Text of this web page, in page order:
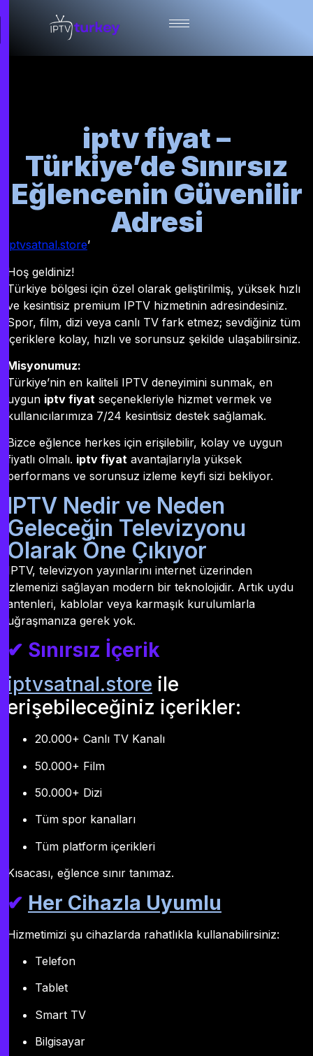
iptv fiyat –
Türkiye’de Sınırsız
Eğlencenin Güvenilir
Adresi
iptvsatnal.store’
Hoş geldiniz!
Türkiye bölgesi için özel olarak geliştirilmiş, yüksek hızlı
ve kesintisiz premium IPTV hizmetinin adresindesiniz.
Spor, film, dizi veya canlı TV fark etmez; sevdiğiniz tüm
içeriklere kolay, hızlı ve sorunsuz şekilde ulaşabilirsiniz.
Misyonumuz:
Türkiye’nin en kaliteli IPTV deneyimini sunmak, en
uygun iptv fiyat seçenekleriyle hizmet vermek ve
kullanıcılarımıza 7/24 kesintisiz destek sağlamak.
Bizce eğlence herkes için erişilebilir, kolay ve uygun
fiyatlı olmalı. iptv fiyat avantajlarıyla yüksek
performans ve sorunsuz izleme keyfi sizi bekliyor.
IPTV Nedir ve Neden
Geleceğin Televizyonu
Olarak Öne Çıkıyor
IPTV, televizyon yayınlarını internet üzerinden
izlemenizi sağlayan modern bir teknolojidir. Artık uydu
antenleri, kablolar veya karmaşık kurulumlarla
uğraşmanıza gerek yok.
✔ Sınırsız İçerik
iptvsatnal.store ile
erişebileceğiniz içerikler:
20.000+ Canlı TV Kanalı
50.000+ Film
50.000+ Dizi
Tüm spor kanalları
Tüm platform içerikleri
Kısacası, eğlence sınır tanımaz.
✔ Her Cihazla Uyumlu
Hizmetimizi şu cihazlarda rahatlıkla kullanabilirsiniz:
Telefon
Tablet
Smart TV
Bilgisayar